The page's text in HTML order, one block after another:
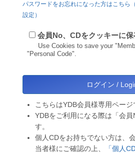
パスワードをお忘れになった方はこちら
設定）
会員No、CDをクッキーに保
Use Cookies to save your
"Personal Code".
こちらはYDB会員様専用ページ
YDBをご利用になる際は「会
す。
個人CDをお持ちでない方は、
当者様にご確認の上、
「個人